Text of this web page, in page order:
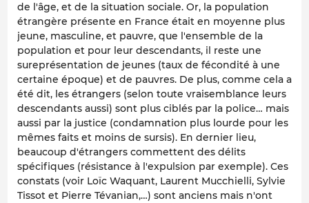
de l'âge, et de la situation sociale. Or, la population
étrangère présente en France était en moyenne plus
jeune, masculine, et pauvre, que l'ensemble de la
population et pour leur descendants, il reste une
sureprésentation de jeunes (taux de fécondité à une
certaine époque) et de pauvres. De plus, comme cela a
été dit, les étrangers (selon toute vraisemblance leurs
descendants aussi) sont plus ciblés par la police… mais
aussi par la justice (condamnation plus lourde pour les
mêmes faits et moins de sursis). En dernier lieu,
beaucoup d'étrangers commettent des délits
spécifiques (résistance à l'expulsion par exemple). Ces
constats (voir Loïc Waquant, Laurent Mucchielli, Sylvie
Tissot et Pierre Tévanian,…) sont anciens mais n'ont